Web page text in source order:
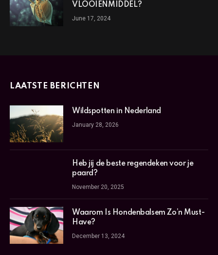
VLOOIENMIDDEL?
June 17, 2024
LAATSTE BERICHTEN
Wildspotten in Nederland
January 28, 2026
Heb jij de beste regendeken voor je
paard?
November 20, 2025
Waarom Is Hondenbalsem Zo’n Must-
Have?
December 13, 2024